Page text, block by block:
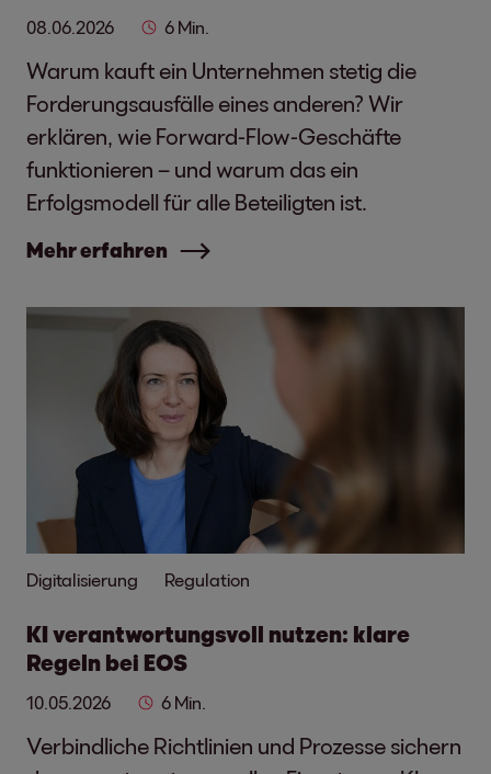
08.06.2026 6 Min.
Warum kauft ein Unternehmen stetig die
Forderungsausfälle eines anderen? Wir
erklären, wie Forward-Flow-Geschäfte
funktionieren – und warum das ein
Erfolgsmodell für alle Beteiligten ist.
Mehr erfahren
Digitalisierung Regulation
KI verantwortungsvoll nutzen: klare
Regeln bei EOS
10.05.2026 6 Min.
Verbindliche Richtlinien und Prozesse sichern